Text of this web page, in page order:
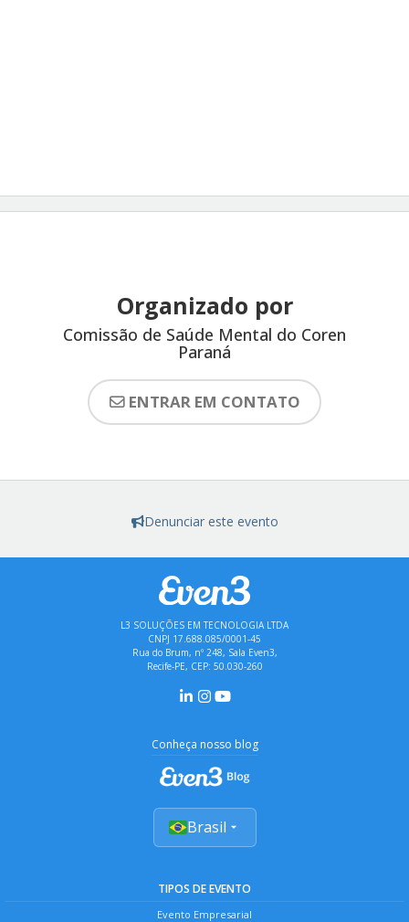
Organizado por
Comissão de Saúde Mental do Coren
Paraná
ENTRAR EM CONTATO
Denunciar este evento
L3 SOLUÇÕES EM TECNOLOGIA LTDA
CNPJ 17.688.085/0001-45
Rua do Brum, nº 248, Sala Even3,
Recife-PE, CEP: 50.030-260
Conheça nosso blog
Brasil
TIPOS DE EVENTO
Evento Empresarial